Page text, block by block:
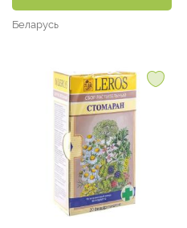
Беларусь